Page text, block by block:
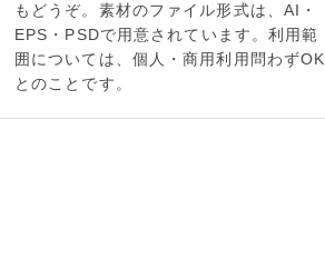
もどうぞ。素材のファイル形式は、AI・
EPS・PSDで用意されています。利用範
囲については、個人・商用利用問わずOK
とのことです。